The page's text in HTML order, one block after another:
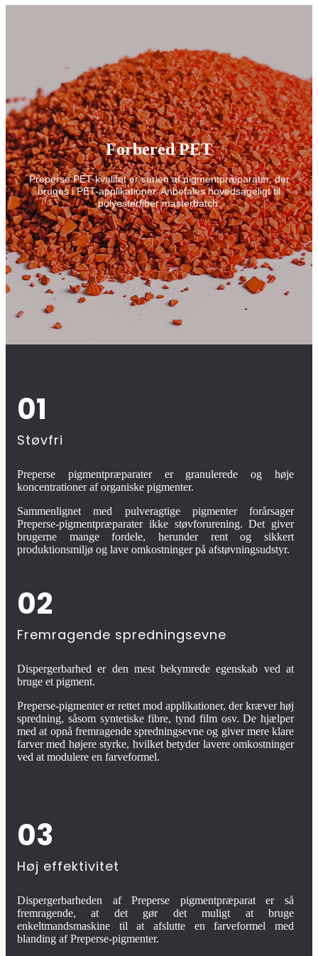
Forbered PET
Preperse PET-kvalitet er serien af ​​pigmentpræparater, der
bruges i PET-applikationer. Anbefales hovedsageligt til
polyesterfiber masterbatch.
01
Støvfri
Preperse pigmentpræparater er granulerede og høje
koncentrationer af organiske pigmenter.
Sammenlignet med pulveragtige pigmenter forårsager
Preperse-pigmentpræparater ikke støvforurening. Det giver
brugerne mange fordele, herunder rent og sikkert
produktionsmiljø og lave omkostninger på afstøvningsudstyr.
02
Fremragende spredningsevne
Dispergerbarhed er den mest bekymrede egenskab ved at
bruge et pigment.
Preperse-pigmenter er rettet mod applikationer, der kræver høj
spredning, såsom syntetiske fibre, tynd film osv. De hjælper
med at opnå fremragende spredningsevne og giver mere klare
farver med højere styrke, hvilket betyder lavere omkostninger
ved at modulere en farveformel.
03
Høj effektivitet
Dispergerbarheden af ​​Preperse pigmentpræparat er så
fremragende, at det gør det muligt at bruge
enkeltmandsmaskine til at afslutte en farveformel med
blanding af Preperse-pigmenter.